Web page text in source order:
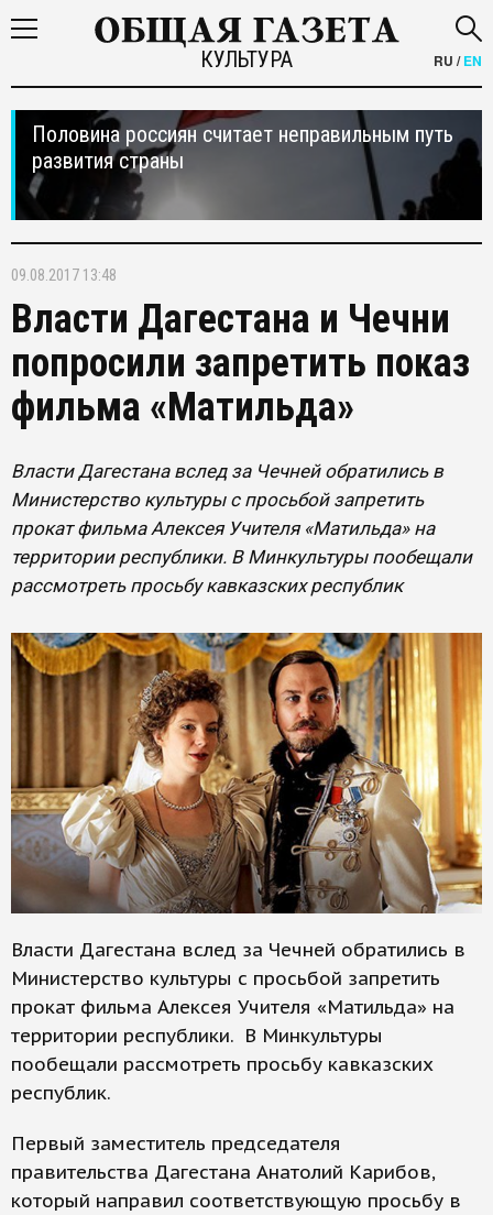
КУЛЬТУРА RU /EN
Половина россиян считает неправильным путь
развития страны
09.08.2017 13:48
Власти Дагестана и Чечни
попросили запретить показ
фильма «Матильда»
Власти Дагестана вслед за Чечней обратились в
Министерство культуры с просьбой запретить
прокат фильма Алексея Учителя «Матильда» на
территории республики. В Минкультуры пообещали
рассмотреть просьбу кавказских республик
Власти Дагестана вслед за Чечней обратились в
Министерство культуры с просьбой запретить
прокат фильма Алексея Учителя «Матильда» на
территории республики. В Минкультуры
пообещали рассмотреть просьбу кавказских
республик.
Первый заместитель председателя
правительства Дагестана Анатолий Карибов,
который направил соответствующую просьбу в